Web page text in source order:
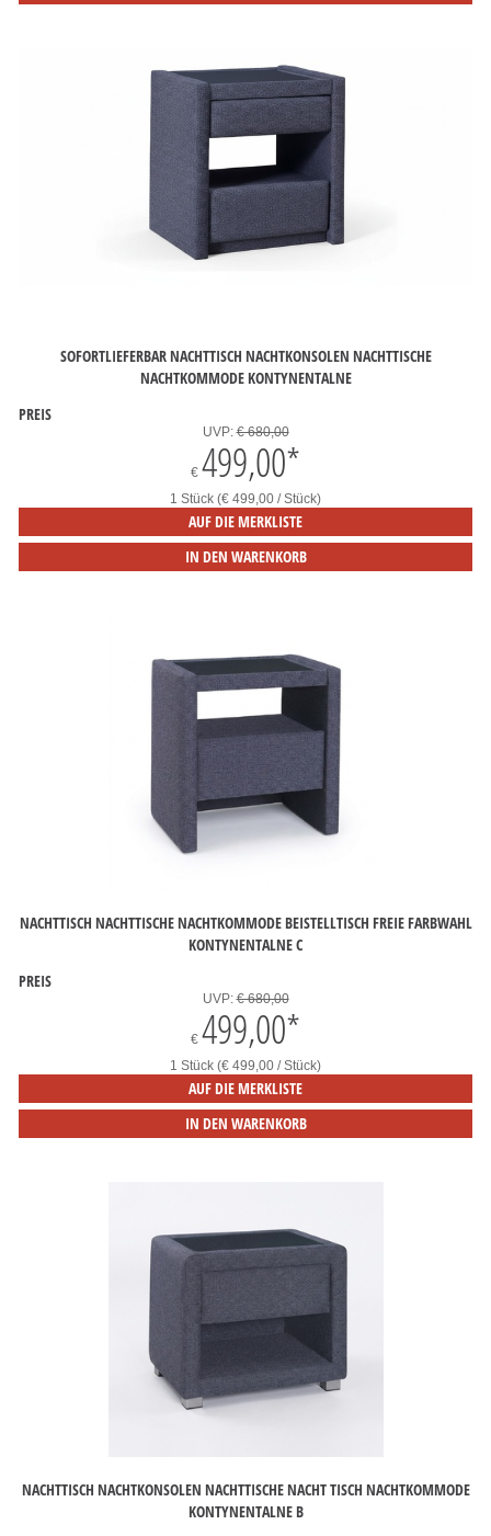
SOFORTLIEFERBAR NACHTTISCH NACHTKONSOLEN NACHTTISCHE
NACHTKOMMODE KONTYNENTALNE
PREIS
UVP:€ 680,00
€ 499,00*
1 Stück (€ 499,00 / Stück)
AUF DIE MERKLISTE
IN DEN WARENKORB
NACHTTISCH NACHTTISCHE NACHTKOMMODE BEISTELLTISCH FREIE FARBWAHL
KONTYNENTALNE C
PREIS
UVP:€ 680,00
€ 499,00*
1 Stück (€ 499,00 / Stück)
AUF DIE MERKLISTE
IN DEN WARENKORB
NACHTTISCH NACHTKONSOLEN NACHTTISCHE NACHT TISCH NACHTKOMMODE
KONTYNENTALNE B